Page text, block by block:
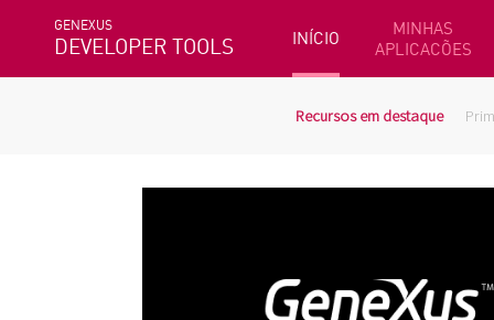
GENEXUS
DEVELOPER TOOLS INÍCIO
MINHAS
APLICACÕES
Recursos em destaque